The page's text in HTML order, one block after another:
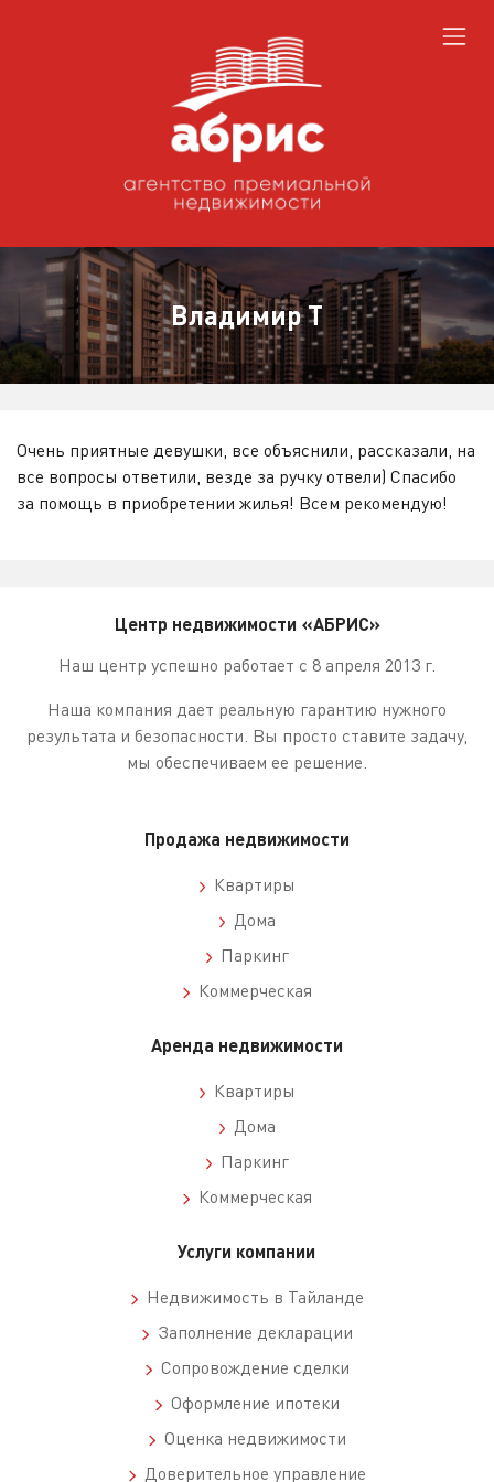
​Владимир Т
Очень приятные девушки, все объяснили, рассказали, на
все вопросы ответили, везде за ручку отвели) Спасибо
за помощь в приобретении жилья! Всем рекомендую!
Центр недвижимости «АБРИС»
Наш центр успешно работает с 8 апреля 2013 г.
Наша компания дает реальную гарантию нужного
результата и безопасности. Вы просто ставите задачу,
мы обеспечиваем ее решение.
Продажа недвижимости
Квартиры
Дома
Паркинг
Коммерческая
Аренда недвижимости
Квартиры
Дома
Паркинг
Коммерческая
Услуги компании
Недвижимость в Тайланде
Заполнение декларации
Сопровождение сделки
Оформление ипотеки
Оценка недвижимости
Доверительное управление